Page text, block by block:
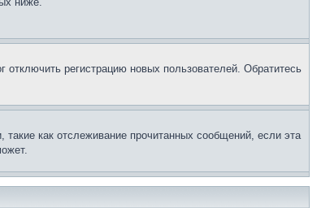
регистрацию новых пользователей. Обратитесь
как отслеживание прочитанных сообщений, если эта